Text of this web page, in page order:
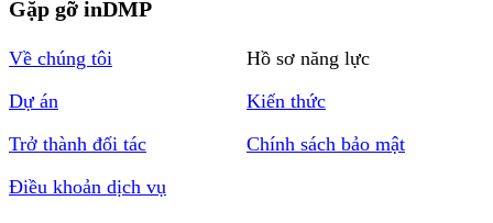
Gặp gỡ inDMP
Về chúng tôi
Hồ sơ năng lực
Dự án
Kiến thức
Trở thành đối tác
Chính sách bảo mật
Điều khoản dịch vụ